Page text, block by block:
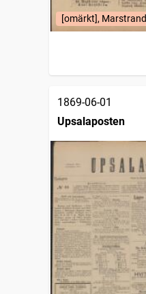
[omärkt], Marstrand
1869-06-01
Upsalaposten